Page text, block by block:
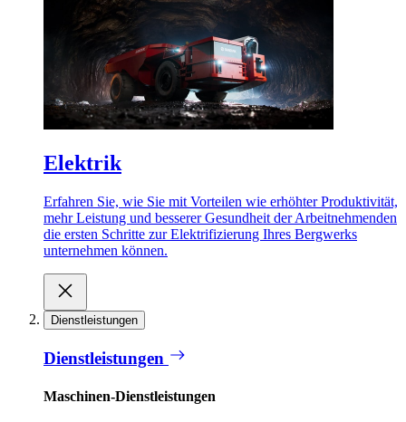
Elektrik
Erfahren Sie, wie Sie mit Vorteilen wie erhöhter Produktivität,
mehr Leistung und besserer Gesundheit der Arbeitnehmenden
die ersten Schritte zur Elektrifizierung Ihres Bergwerks
unternehmen können.
Dienstleistungen
Dienstleistungen
Maschinen-Dienstleistungen